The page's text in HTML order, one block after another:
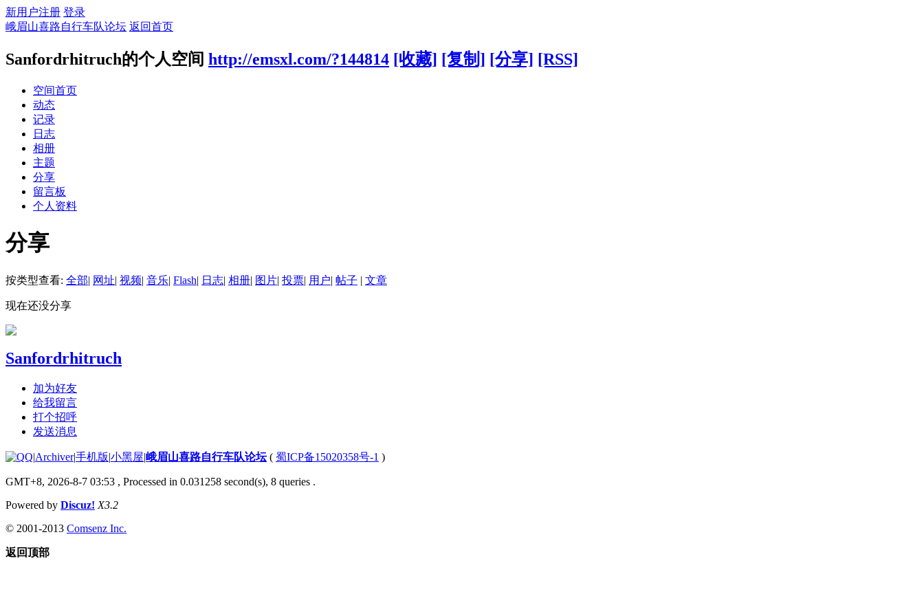
新用户注册 登录
峨眉山喜路自行车队论坛 返回首页
Sanfordrhitruch的个人空间 http://emsxl.com/?144814 [收藏] [复制] [分享] [RSS]
空间首页
动态
记录
日志
相册
主题
分享
留言板
个人资料
分享
按类型查看: 全部| 网址| 视频| 音乐| Flash| 日志| 相册| 图片| 投票| 用户| 帖子 | 文章
现在还没分享
Sanfordrhitruch
加为好友
给我留言
打个招呼
发送消息
|Archiver|手机版|小黑屋|峨眉山喜路自行车队论坛( 蜀ICP备15020358号-1 )
GMT+8, 2026-8-7 03:53 , Processed in 0.031258 second(s), 8 queries .
Powered by Discuz! X3.2
© 2001-2013 Comsenz Inc.
返回顶部